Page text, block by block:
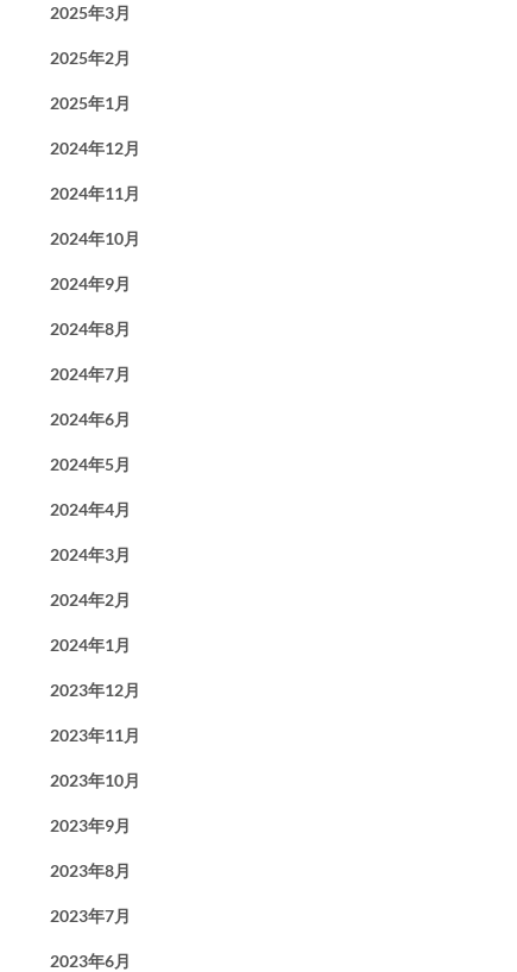
2025年3月
2025年2月
2025年1月
2024年12月
2024年11月
2024年10月
2024年9月
2024年8月
2024年7月
2024年6月
2024年5月
2024年4月
2024年3月
2024年2月
2024年1月
2023年12月
2023年11月
2023年10月
2023年9月
2023年8月
2023年7月
2023年6月